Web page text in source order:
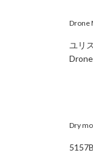
Drone
ユリ
Dry